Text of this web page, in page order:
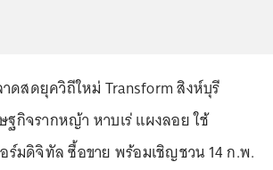
ดสดยุควิถีใหม่ Transform สิงห์บุรี
กิจรากหญ้า หาบเร่ แผงลอย ใช้
ร์มดิจิทัล ซื้อขาย พร้อมเชิญชวน 14 ก.พ.